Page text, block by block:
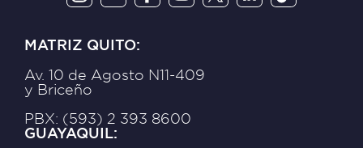
MATRIZ QUITO:
Av. 10 de Agosto N11-409
y Briceño
PBX: (593) 2 393 8600
GUAYAQUIL: